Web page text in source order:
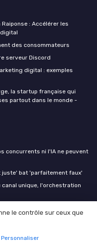
: Accélérer les
des consommateurs
serveur Discord
digital : exemples
la startup française qui
partout dans le monde -
concurrents ni l'IA ne peuvent
juste' bat 'parfaitement faux'
unique, l'orchestration
pour un marketing de
le contrôle sur ceux que
Personnaliser